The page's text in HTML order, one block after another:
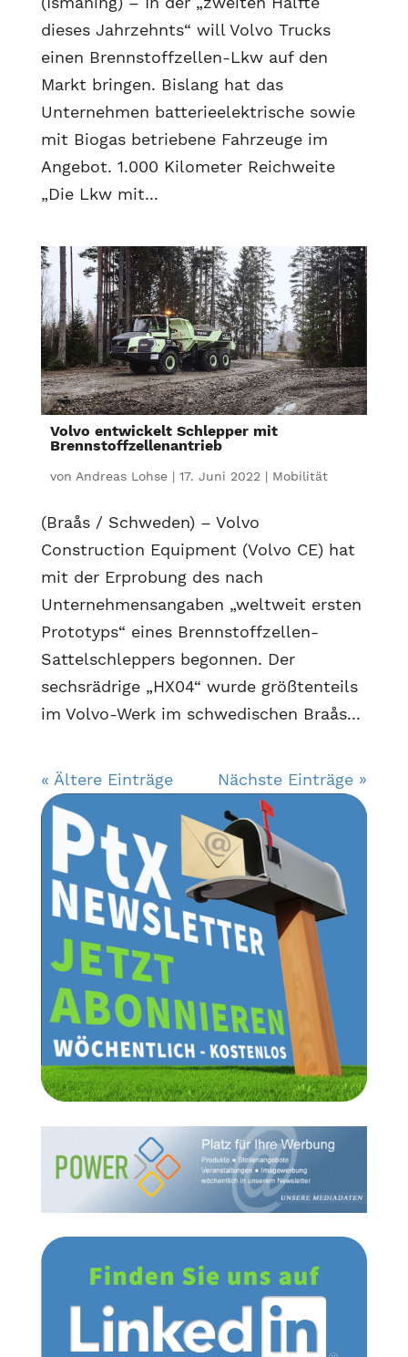
dieses Jahrzehnts“ will Volvo Trucks
einen Brennstoffzellen-Lkw auf den
Markt bringen. Bislang hat das
Unternehmen batterieelektrische sowie
mit Biogas betriebene Fahrzeuge im
Angebot. 1.000 Kilometer Reichweite
„Die Lkw mit...
Volvo entwickelt Schlepper mit
Brennstoffzellenantrieb
von Andreas Lohse| 17. Juni 2022| Mobilität
(Braås / Schweden) – Volvo
Construction Equipment (Volvo CE) hat
mit der Erprobung des nach
Unternehmensangaben „weltweit ersten
Prototyps“ eines Brennstoffzellen-
Sattelschleppers begonnen. Der
sechsrädrige „HX04“ wurde größtenteils
im Volvo-Werk im schwedischen Braås...
« Ältere Einträge Nächste Einträge »